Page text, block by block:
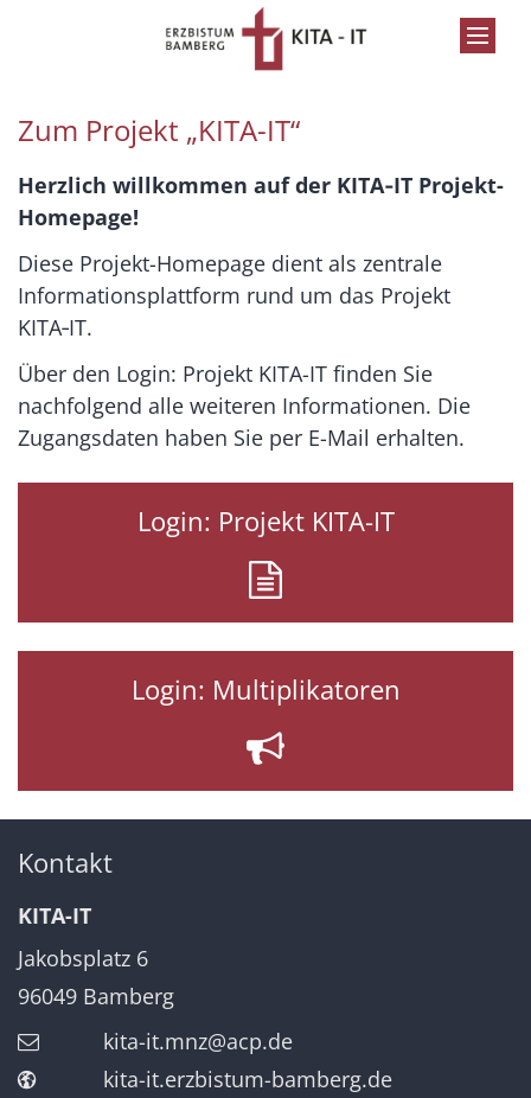
Zum Projekt „KITA-IT“
Herzlich willkommen auf der KITA‑IT Projekt-
Homepage!
Diese Projekt-Homepage dient als zentrale
Informationsplattform rund um das Projekt
KITA‑IT.
Über den Login: Projekt KITA-IT finden Sie
nachfolgend alle weiteren Informationen. Die
Zugangsdaten haben Sie per E-Mail erhalten.
Login: Projekt KITA-IT
Login: Multiplikatoren
Kontakt
KITA-IT
Jakobsplatz 6
96049 Bamberg
kita-it.mnz@acp.de
kita-it.erzbistum-bamberg.de